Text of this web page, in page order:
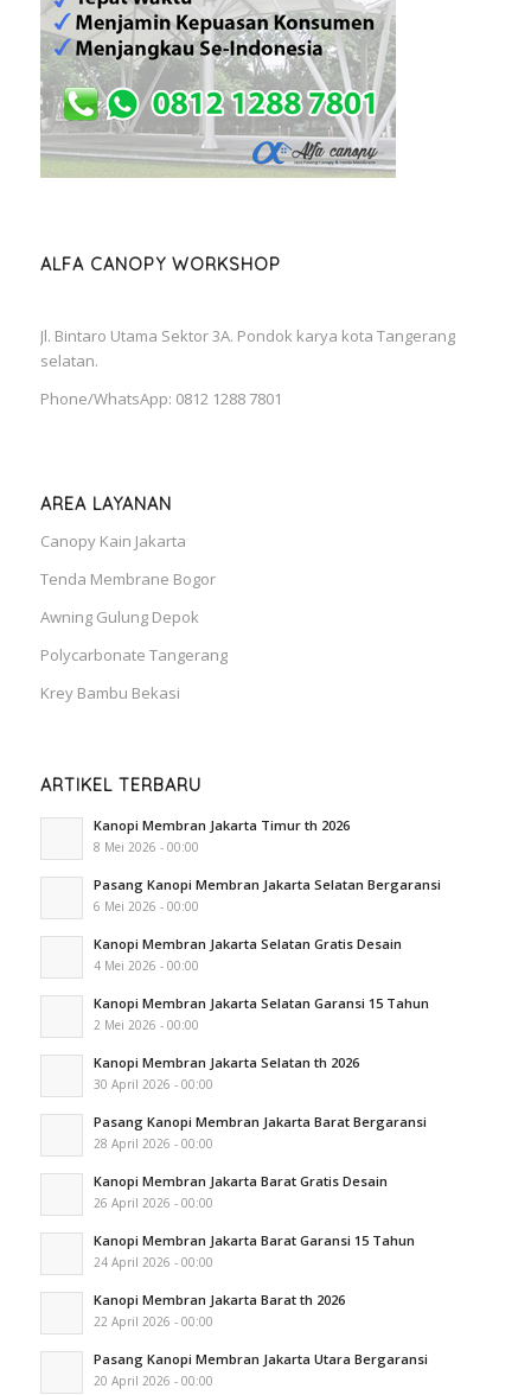
ALFA CANOPY WORKSHOP
Jl. Bintaro Utama Sektor 3A. Pondok karya kota Tangerang
selatan.
Phone/WhatsApp: 0812 1288 7801
AREA LAYANAN
Canopy Kain Jakarta
Tenda Membrane Bogor
Awning Gulung Depok
Polycarbonate Tangerang
Krey Bambu Bekasi
ARTIKEL TERBARU
Kanopi Membran Jakarta Timur th 2026
8 Mei 2026 - 00:00
Pasang Kanopi Membran Jakarta Selatan Bergaransi
6 Mei 2026 - 00:00
Kanopi Membran Jakarta Selatan Gratis Desain
4 Mei 2026 - 00:00
Kanopi Membran Jakarta Selatan Garansi 15 Tahun
2 Mei 2026 - 00:00
Kanopi Membran Jakarta Selatan th 2026
30 April 2026 - 00:00
Pasang Kanopi Membran Jakarta Barat Bergaransi
28 April 2026 - 00:00
Kanopi Membran Jakarta Barat Gratis Desain
26 April 2026 - 00:00
Kanopi Membran Jakarta Barat Garansi 15 Tahun
24 April 2026 - 00:00
Kanopi Membran Jakarta Barat th 2026
22 April 2026 - 00:00
Pasang Kanopi Membran Jakarta Utara Bergaransi
20 April 2026 - 00:00